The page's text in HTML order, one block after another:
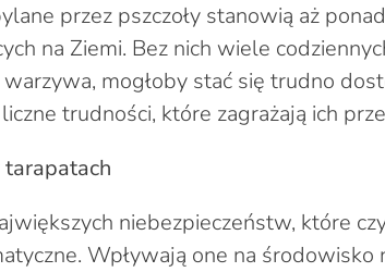
przez pszczoły stanowią aż
na Ziemi. Bez nich wiele
mogłoby stać się trudno
trudności, które zagrażają ich
tarapatach
niebezpieczeństw, które
Wpływają one na